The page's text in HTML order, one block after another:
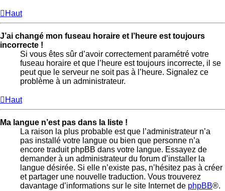
Haut
J’ai changé mon fuseau horaire et l’heure est toujours
incorrecte !
Si vous êtes sûr d’avoir correctement paramétré votre
fuseau horaire et que l’heure est toujours incorrecte, il se
peut que le serveur ne soit pas à l’heure. Signalez ce
problème à un administrateur.
Haut
Ma langue n’est pas dans la liste !
La raison la plus probable est que l’administrateur n’a
pas installé votre langue ou bien que personne n’a
encore traduit phpBB dans votre langue. Essayez de
demander à un administrateur du forum d’installer la
langue désirée. Si elle n’existe pas, n’hésitez pas à créer
et partager une nouvelle traduction. Vous trouverez
davantage d’informations sur le site Internet de phpBB®.